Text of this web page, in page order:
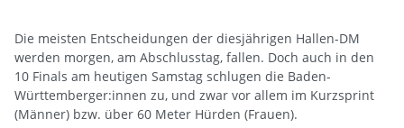
Die meisten Entscheidungen der diesjährigen Hallen-DM
werden morgen, am Abschlusstag, fallen. Doch auch in den
10 Finals am heutigen Samstag schlugen die Baden-
Württemberger:innen zu, und zwar vor allem im Kurzsprint
(Männer) bzw. über 60 Meter Hürden (Frauen).